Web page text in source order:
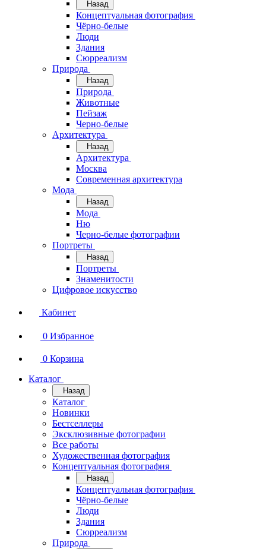
Назад
Концептуальная фотография
Чёрно-белые
Люди
Здания
Сюрреализм
Природа
Назад
Природа
Животные
Пейзаж
Черно-белые
Архитектура
Назад
Архитектура
Москва
Современная архитектура
Мода
Назад
Мода
Ню
Черно-белые фотографии
Портреты
Назад
Портреты
Знаменитости
Цифровое искусство
Кабинет
0 Избранное
0 Корзина
Каталог
Назад
Каталог
Новинки
Бестселлеры
Эксклюзивные фотографии
Все работы
Художественная фотография
Концептуальная фотография
Назад
Концептуальная фотография
Чёрно-белые
Люди
Здания
Сюрреализм
Природа